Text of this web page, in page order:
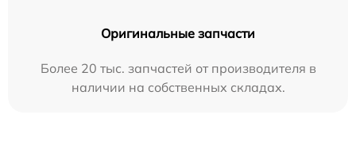
Оригинальные запчасти
Более 20 тыс. запчастей от производителя в
наличии на собственных складах.